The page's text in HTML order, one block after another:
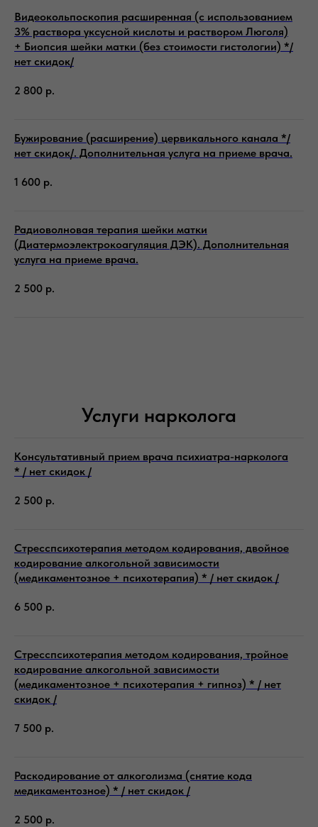
Видеокольпоскопия расширенная (с использованием
3% раствора уксусной кислоты и раствором Люголя)
+ Биопсия шейки матки (без стоимости гистологии) */
нет скидок/
2 800 р.
Бужирование (расширение) цервикального канала */
нет скидок/. Дополнительная услуга на приеме врача.
1 600 р.
Радиоволновая терапия шейки матки
(Диатермоэлектрокоагуляция ДЭК). Дополнительная
услуга на приеме врача.
2 500 р.
Услуги нарколога
Консультативный прием врача психиатра-нарколога
* / нет скидок /
2 500 р.
Стресспсихотерапия методом кодирования, двойное
кодирование алкогольной зависимости
(медикаментозное + психотерапия) * / нет скидок /
6 500 р.
Стресспсихотерапия методом кодирования, тройное
кодирование алкогольной зависимости
(медикаментозное + психотерапия + гипноз) * / нет
скидок /
7 500 р.
Раскодирование от алкоголизма (снятие кода
медикаментозное) * / нет скидок /
2 500 р.